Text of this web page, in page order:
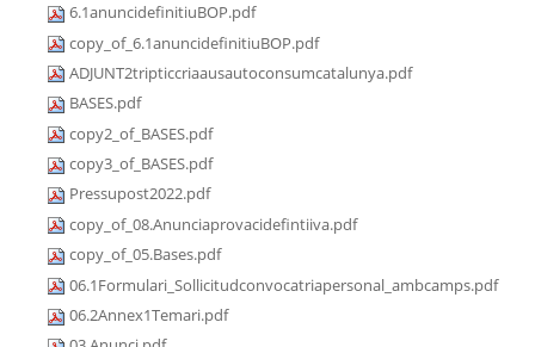
6.1anuncidefinitiuBOP.pdf
copy_of_6.1anuncidefinitiuBOP.pdf
ADJUNT2tripticcriaausautoconsumcatalunya.pdf
BASES.pdf
copy2_of_BASES.pdf
copy3_of_BASES.pdf
Pressupost2022.pdf
copy_of_08.Anunciaprovacidefintiiva.pdf
copy_of_05.Bases.pdf
06.1Formulari_Sollicitudconvocatriapersonal_ambcamps.pdf
06.2Annex1Temari.pdf